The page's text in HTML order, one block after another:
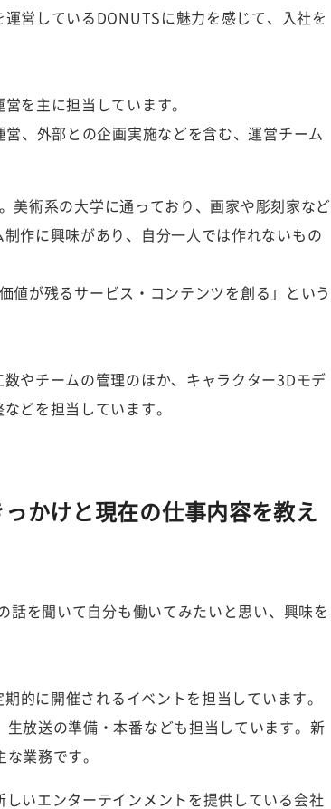
営しているDONUTSに魅力を感じて、入社を
を主に担当しています。
、外部との企画実施などを含む、運営チーム
美術系の大学に通っており、画家や彫刻家など
作に興味があり、自分一人では作れないもの
値が残るサービス・コンテンツを創る」という
やチームの管理のほか、キャラクター3Dモデ
どを担当しています。
かけと現在の仕事内容を教え
話を聞いて自分も働いてみたいと思い、興味を
的に開催されるイベントを担当しています。
放送の準備・本番なども担当しています。新
業務です。
いエンターテインメントを提供している会社